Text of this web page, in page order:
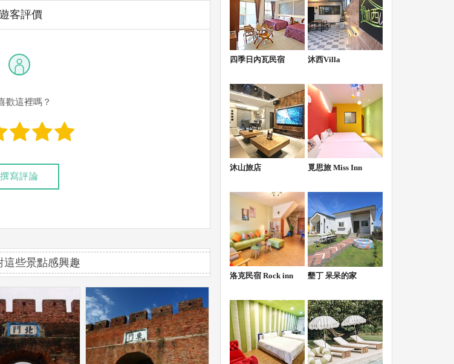
客評價
歡這裡嗎？
撰寫評論
這些景點感興趣
四季日內瓦民宿 沐西Villa
沐山旅店 覓思旅 Miss Inn
洛克民宿 Rock inn 墾丁 呆呆的家